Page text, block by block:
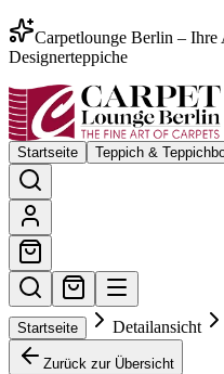
Carpetlounge Berlin – Ihre
Designerteppiche
Startseite Teppich &
Startseite Detailansicht
Zurück zur Übersicht